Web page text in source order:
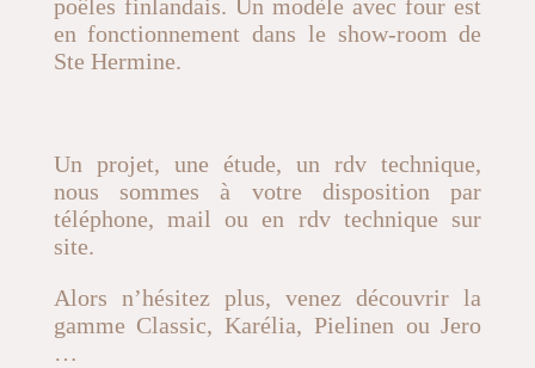
poêles finlandais. Un modèle avec four est
en fonctionnement dans le show-room de
Ste Hermine.
Un projet, une étude, un rdv technique,
nous sommes à votre disposition par
téléphone, mail ou en rdv technique sur
site.
Alors n’hésitez plus, venez découvrir la
gamme Classic, Karélia, Pielinen ou Jero
…